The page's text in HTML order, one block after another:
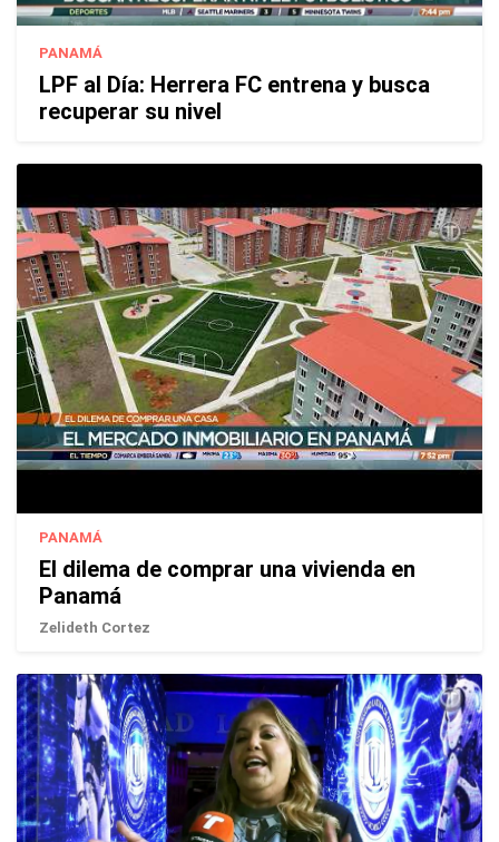
PANAMÁ
LPF al Día: Herrera FC entrena y busca
recuperar su nivel
PANAMÁ
El dilema de comprar una vivienda en
Panamá
Zelideth Cortez